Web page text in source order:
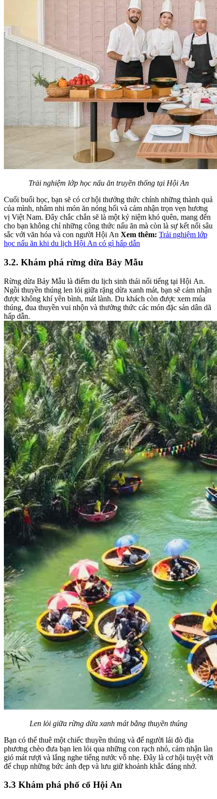
Trải nghiệm lớp học nấu ăn truyền thống tại Hội An
Cuối buổi học, bạn sẽ có cơ hội thưởng thức chính những thành quả
của mình, nhâm nhi món ăn nóng hổi và cảm nhận trọn vẹn hương
vị Việt Nam. Đây chắc chắn sẽ là một kỷ niệm khó quên, mang đến
cho bạn không chỉ những công thức nấu ăn mà còn là sự kết nối sâu
sắc với văn hóa và con người Hội An Xem thêm: Trải nghiệm lớp
học nấu ăn khi du lịch Hội An có gì hấp dẫn
3.2. Khám phá rừng dừa Bảy Mẫu
Rừng dừa Bảy Mẫu là điểm du lịch sinh thái nổi tiếng tại Hội An.
Ngồi thuyền thúng len lỏi giữa rặng dừa xanh mát, bạn sẽ cảm nhận
được không khí yên bình, mát lành. Du khách còn được xem múa
thúng, đua thuyền vui nhộn và thưởng thức các món đặc sản dân dã
hấp dẫn.
Len lỏi giữa rừng dừa xanh mát bằng thuyền thúng
Bạn có thể thuê một chiếc thuyền thúng và để người lái đò địa
phương chèo đưa bạn len lỏi qua những con rạch nhỏ, cảm nhận làn
gió mát rượi và lắng nghe tiếng nước vỗ nhẹ. Đây là cơ hội tuyệt vời
để chụp những bức ảnh đẹp và lưu giữ khoảnh khắc đáng nhớ.
3.3 Khám phá phố cổ Hội An